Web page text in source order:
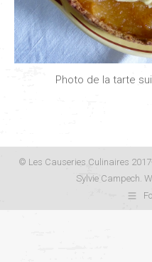
Photo de la tarte
© Les Causeries Culinaires
Sylvie Campech.